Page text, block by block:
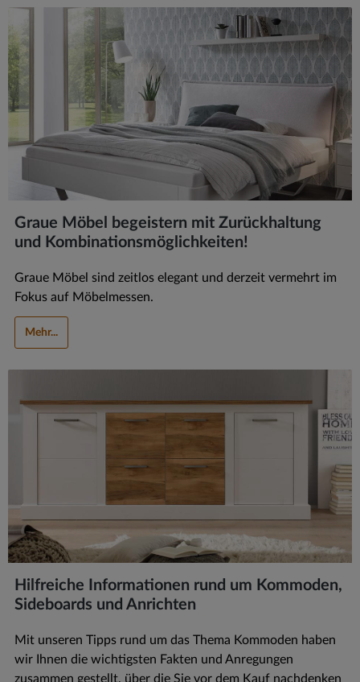
Graue Möbel begeistern mit Zurückhaltung
und Kombinationsmöglichkeiten!
Graue Möbel sind zeitlos elegant und derzeit vermehrt im
Fokus auf Möbelmessen.
Mehr...
Hilfreiche Informationen rund um Kommoden,
Sideboards und Anrichten
Mit unseren Tipps rund um das Thema Kommoden haben
wir Ihnen die wichtigsten Fakten und Anregungen
zusammen gestellt, über die Sie vor dem Kauf nachdenken